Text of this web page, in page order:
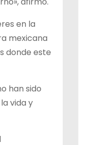
en la
mexicana
donde este
han sido
vida y